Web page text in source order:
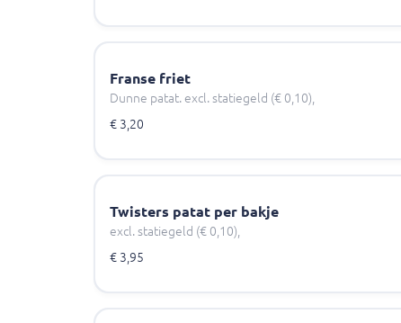
Franse friet
Dunne patat. excl. statiegeld (€ 0,10),
€ 3,20
Twisters patat per bakje
excl. statiegeld (€ 0,10),
€ 3,95